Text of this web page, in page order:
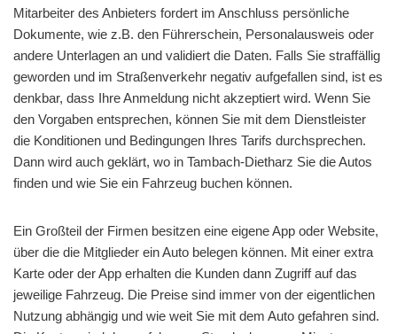
Mitarbeiter des Anbieters fordert im Anschluss persönliche
Dokumente, wie z.B. den Führerschein, Personalausweis oder
andere Unterlagen an und validiert die Daten. Falls Sie straffällig
geworden und im Straßenverkehr negativ aufgefallen sind, ist es
denkbar, dass Ihre Anmeldung nicht akzeptiert wird. Wenn Sie
den Vorgaben entsprechen, können Sie mit dem Dienstleister
die Konditionen und Bedingungen Ihres Tarifs durchsprechen.
Dann wird auch geklärt, wo in Tambach-Dietharz Sie die Autos
finden und wie Sie ein Fahrzeug buchen können.
Ein Großteil der Firmen besitzen eine eigene App oder Website,
über die die Mitglieder ein Auto belegen können. Mit einer extra
Karte oder der App erhalten die Kunden dann Zugriff auf das
jeweilige Fahrzeug. Die Preise sind immer von der eigentlichen
Nutzung abhängig und wie weit Sie mit dem Auto gefahren sind.